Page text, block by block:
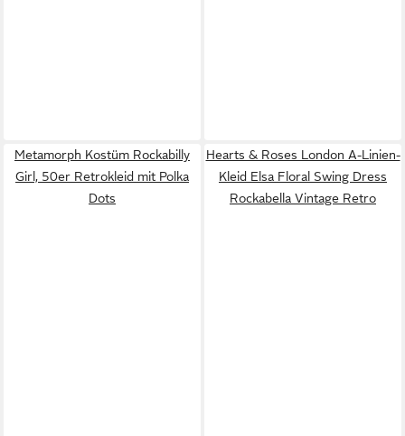
Metamorph Kostüm Rockabilly
Girl, 50er Retrokleid mit Polka
Dots
Hearts & Roses London A-Linien-
Kleid Elsa Floral Swing Dress
Rockabella Vintage Retro